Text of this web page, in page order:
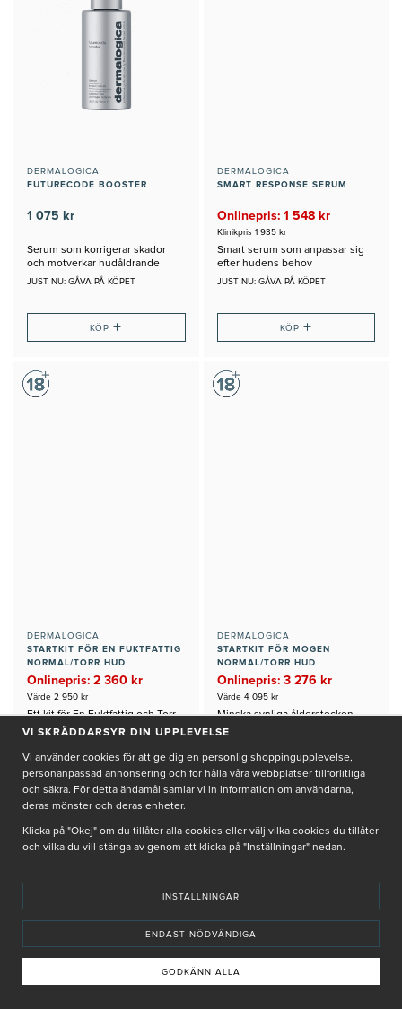
DERMALOGICA
FUTURECODE BOOSTER
1 075 kr
Serum som korrigerar skador
och motverkar hudåldrande
JUST NU: GÅVA PÅ KÖPET
KÖP+
DERMALOGICA
SMART RESPONSE SERUM
Onlinepris: 1 548 kr
Klinikpris 1 935 kr
Smart serum som anpassar sig
efter hudens behov
JUST NU: GÅVA PÅ KÖPET
KÖP +
DERMALOGICA
STARTKIT FÖR EN FUKTFATTIG
NORMAL/TORR HUD
Onlinepris: 2 360 kr
Värde 2 950 kr
Ett kit för En Fuktfattig och Torr
hud som optimerar
KÖP+
DERMALOGICA
STARTKIT FÖR MOGEN
NORMAL/TORR HUD
Onlinepris: 3 276 kr
Värde 4 095 kr
Minska synliga ålderstecken,
ojämn hudton och torrhet med
KÖP+
VI SKRÄDDARSYR DIN UPPLEVELSE
Vi använder cookies för att ge dig en personlig shoppingupplevelse,
personanpassad annonsering och för hålla våra webbplatser tillförlitliga
och säkra. För detta ändamål samlar vi in information om användarna,
deras mönster och deras enheter.
Klicka på "Okej" om du tillåter alla cookies eller välj vilka cookies du tillåter
och vilka du vill stänga av genom att klicka på "Inställningar" nedan.
INSTÄLLNINGAR
ENDAST NÖDVÄNDIGA
GODKÄNN ALLA